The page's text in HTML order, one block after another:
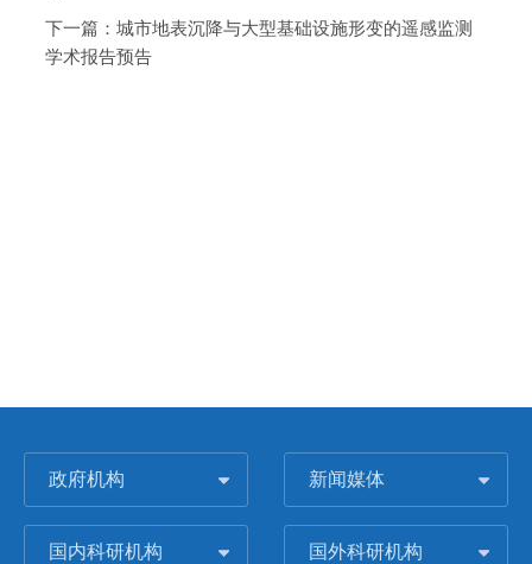
下一篇： 城市地表沉降与大型基础设施形变的遥感监测
学术报告预告
政府机构 新闻媒体
国内科研机构 国外科研机构